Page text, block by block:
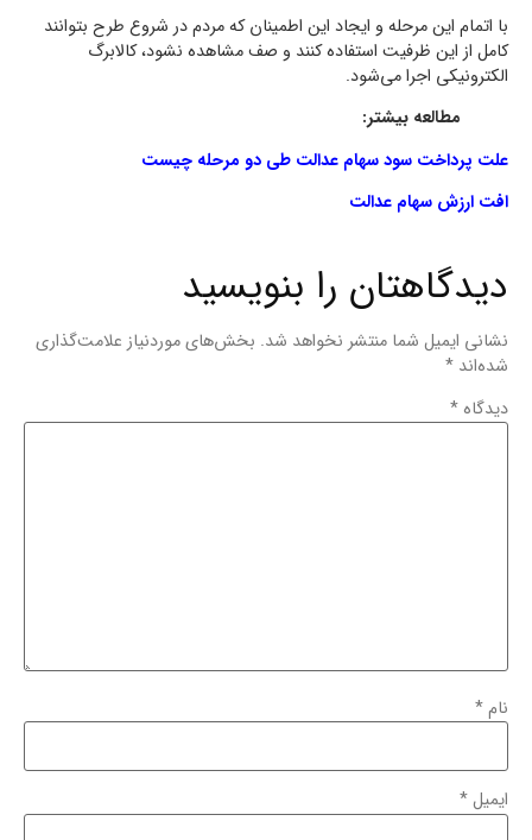
با اتمام این مرحله و ایجاد این اطمینان که مردم در شروع طرح بتوانند
کامل از این ظرفیت استفاده کنند و صف مشاهده نشود، کالابرگ
الکترونیکی اجرا می‌شود.
مطالعه بیشتر:
علت پرداخت سود سهام عدالت طی دو مرحله چیست
افت ارزش سهام عدالت
دیدگاهتان را بنویسید
نشانی ایمیل شما منتشر نخواهد شد. بخش‌های موردنیاز علامت‌گذاری
شده‌اند *
دیدگاه *
نام*
ایمیل*